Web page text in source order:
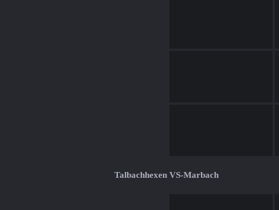
Talbachhexen VS-Marbach